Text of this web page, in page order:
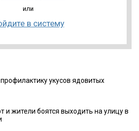
или
в систему
укусов ядовитых
и жители боятся выходить на улицу в